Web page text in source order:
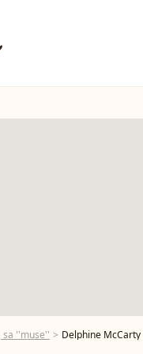
sa ''muse'' Delphine McCarty (femme du patissier